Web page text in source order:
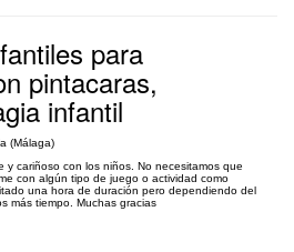
para
pintacaras,
infantil
(Málaga)
y cariñoso con los niños. No necesitamos que
con algún tipo de juego o actividad como
una hora de duración pero dependiendo del
más tiempo. Muchas gracias